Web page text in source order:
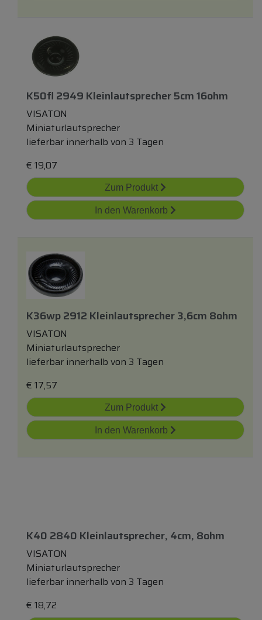
K50fl 2949 Kleinlautsprecher 5cm 16ohm
VISATON
Miniaturlautsprecher
lieferbar innerhalb von 3 Tagen
€ 19,07
Zum Produkt
In den Warenkorb
K36wp 2912 Kleinlautsprecher 3,6cm 8ohm
VISATON
Miniaturlautsprecher
lieferbar innerhalb von 3 Tagen
€ 17,57
Zum Produkt
In den Warenkorb
K40 2840 Kleinlautsprecher, 4cm, 8ohm
VISATON
Miniaturlautsprecher
lieferbar innerhalb von 3 Tagen
€ 18,72